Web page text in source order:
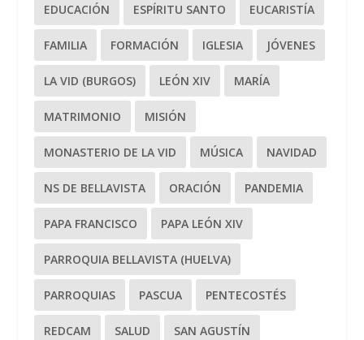
EDUCACIÓN ESPÍRITU SANTO EUCARISTÍA
FAMILIA FORMACIÓN IGLESIA JÓVENES
LA VID (BURGOS) LEÓN XIV MARÍA
MATRIMONIO MISIÓN
MONASTERIO DE LA VID MÚSICA NAVIDAD
NS DE BELLAVISTA ORACIÓN PANDEMIA
PAPA FRANCISCO PAPA LEÓN XIV
PARROQUIA BELLAVISTA (HUELVA)
PARROQUIAS PASCUA PENTECOSTÉS
REDCAM SALUD SAN AGUSTÍN